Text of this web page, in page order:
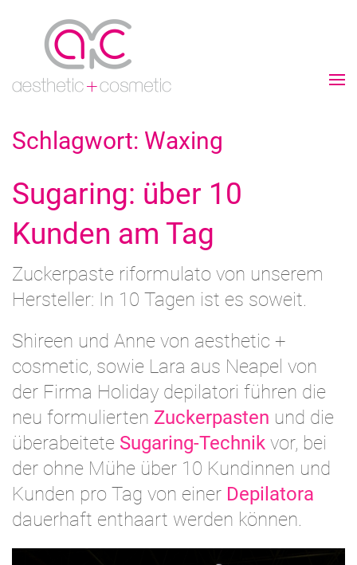
Schlagwort: Waxing
Sugaring: über 10
Kunden am Tag
Zuckerpaste riformulato von unserem
Hersteller: In 10 Tagen ist es soweit.
Shireen und Anne von aesthetic +
cosmetic, sowie Lara aus Neapel von
der Firma Holiday depilatori führen die
neu formulierten Zuckerpasten und die
überabeitete Sugaring-Technik vor, bei
der ohne Mühe über 10 Kundinnen und
Kunden pro Tag von einer Depilatora
dauerhaft enthaart werden können.